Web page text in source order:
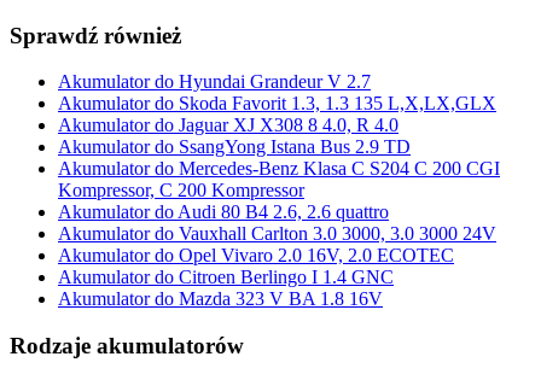
Sprawdź również
Akumulator do Hyundai Grandeur V 2.7
Akumulator do Skoda Favorit 1.3, 1.3 135 L,X,LX,GLX
Akumulator do Jaguar XJ X308 8 4.0, R 4.0
Akumulator do SsangYong Istana Bus 2.9 TD
Akumulator do Mercedes-Benz Klasa C S204 C 200 CGI
Kompressor, C 200 Kompressor
Akumulator do Audi 80 B4 2.6, 2.6 quattro
Akumulator do Vauxhall Carlton 3.0 3000, 3.0 3000 24V
Akumulator do Opel Vivaro 2.0 16V, 2.0 ECOTEC
Akumulator do Citroen Berlingo I 1.4 GNC
Akumulator do Mazda 323 V BA 1.8 16V
Rodzaje akumulatorów